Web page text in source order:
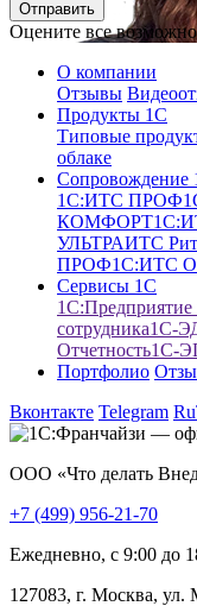
Оцените все
О компании
Отзывы
Продукты 1С
Типовые
облаке
1С:ИТС ПРОФ
КОМФОРТ
УЛЬТРАИТС
ПРОФ1С:ИТС
Сервисы 1С
сотрудника1С-
Отчетность1С-
Портфолио
Вконтакте Telegram
ООО «Что делать
+7 (499) 956-21-70
Ежедневно, c 9:00 до
127083, г. Москва,